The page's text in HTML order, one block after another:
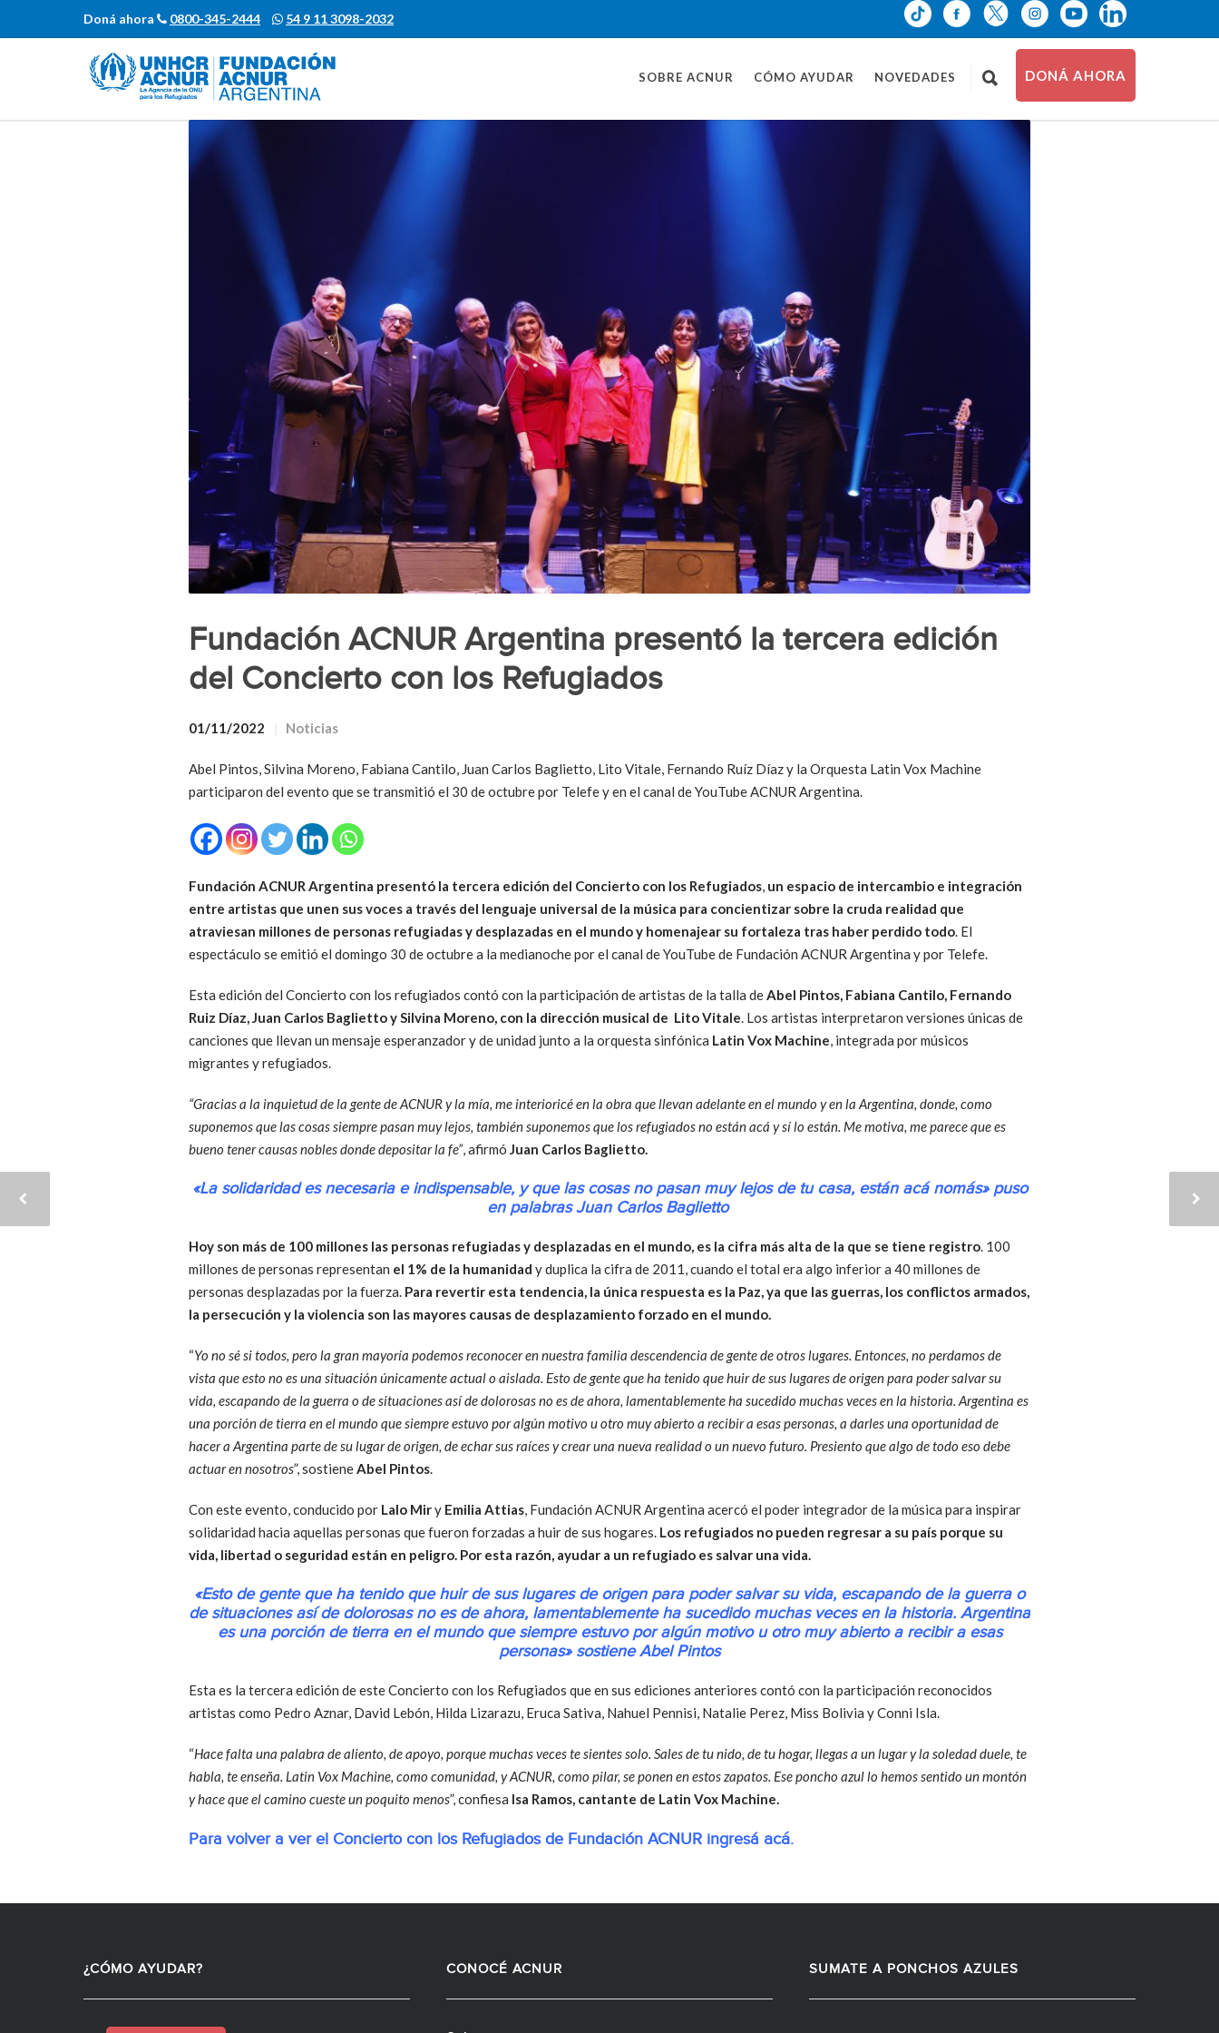
Doná ahora 0800-345-2444 54 9 11 3098-2032
DONÁ AHORA
SOBRE ACNUR CÓMO AYUDAR NOVEDADES
Fundación ACNUR Argentina presentó la tercera edición
del Concierto con los Refugiados
01/11/2022 Noticias
Abel Pintos, Silvina Moreno, Fabiana Cantilo, Juan Carlos Baglietto, Lito Vitale, Fernando Ruíz Díaz y la Orquesta Latin Vox Machine
participaron del evento que se transmitió el 30 de octubre por Telefe y en el canal de YouTube ACNUR Argentina.
Fundación ACNUR Argentina presentó la tercera edición del Concierto con los Refugiados, un espacio de intercambio e integración
entre artistas que unen sus voces a través del lenguaje universal de la música para concientizar sobre la cruda realidad que
atraviesan millones de personas refugiadas y desplazadas en el mundo y homenajear su fortaleza tras haber perdido todo. El
espectáculo se emitió el domingo 30 de octubre a la medianoche por el canal de YouTube de Fundación ACNUR Argentina y por Telefe.
Esta edición del Concierto con los refugiados contó con la participación de artistas de la talla deAbel Pintos, Fabiana Cantilo, Fernando
Ruiz Díaz, Juan Carlos Baglietto y Silvina Moreno, con la dirección musical de Lito Vitale. Los artistas interpretaron versiones únicas de
canciones que llevan un mensaje esperanzador y de unidad junto a la orquesta sinfónica Latin Vox Machine, integrada por músicos
migrantes y refugiados.
“Gracias a la inquietud de la gente de ACNUR y la mía, me interioricé en la obra que llevan adelante en el mundo y en la Argentina, donde, como
suponemos que las cosas siempre pasan muy lejos, también suponemos que los refugiados no están acá y sí lo están. Me motiva, me parece que es
bueno tener causas nobles donde depositar la fe”, afirmó Juan Carlos Baglietto.
«La solidaridad es necesaria e indispensable, y que las cosas no pasan muy lejos de tu casa, están acá nomás» puso
en palabras Juan Carlos Baglietto
Hoy son más de 100 millones las personas refugiadas y desplazadas en el mundo, es la cifra más alta de la que se tiene registro. 100
millones de personas representan el 1% de la humanidad y duplica la cifra de 2011, cuando el total era algo inferior a 40 millones de
personas desplazadas por la fuerza. Para revertir esta tendencia, la única respuesta es la Paz, ya que las guerras, los conflictos armados,
la persecución y la violencia son las mayores causas de desplazamiento forzado en el mundo.
“Yo no sé si todos, pero la gran mayoría podemos reconocer en nuestra familia descendencia de gente de otros lugares. Entonces, no perdamos de
vista que esto no es una situación únicamente actual o aislada. Esto de gente que ha tenido que huir de sus lugares de origen para poder salvar su
vida, escapando de la guerra o de situaciones así de dolorosas no es de ahora, lamentablemente ha sucedido muchas veces en la historia. Argentina es
una porción de tierra en el mundo que siempre estuvo por algún motivo u otro muy abierto a recibir a esas personas, a darles una oportunidad de
hacer a Argentina parte de su lugar de origen, de echar sus raíces y crear una nueva realidad o un nuevo futuro. Presiento que algo de todo eso debe
actuar en nosotros”, sostieneAbel Pintos.
Con este evento, conducido por Lalo Miry Emilia Attias, Fundación ACNUR Argentina acercó el poder integrador de la música para inspirar
solidaridad hacia aquellas personas que fueron forzadas a huir de sus hogares. Los refugiados no pueden regresar a su país porque su
vida, libertad o seguridad están en peligro. Por esta razón, ayudar a un refugiado es salvar una vida.
«Esto de gente que ha tenido que huir de sus lugares de origen para poder salvar su vida, escapando de la guerra o
de situaciones así de dolorosas no es de ahora, lamentablemente ha sucedido muchas veces en la historia. Argentina
es una porción de tierra en el mundo que siempre estuvo por algún motivo u otro muy abierto a recibir a esas
personas» sostiene Abel Pintos
Esta es la tercera edición de este Concierto con los Refugiados que en sus ediciones anteriores contó con la participación reconocidos
artistas como Pedro Aznar, David Lebón, Hilda Lizarazu, Eruca Sativa, Nahuel Pennisi, Natalie Perez, Miss Bolivia y Conni Isla.
“Hace falta una palabra de aliento, de apoyo, porque muchas veces te sientes solo. Sales de tu nido, de tu hogar, llegas a un lugar y la soledad duele, te
habla, te enseña. Latin Vox Machine, como comunidad, y ACNUR, como pilar, se ponen en estos zapatos. Ese poncho azul lo hemos sentido un montón
y hace que el camino cueste un poquito menos”, confiesa Isa Ramos, cantante de Latin Vox Machine.
Para volver a ver el Concierto con los Refugiados de Fundación ACNUR ingresá acá.
¿CÓMO AYUDAR? CONOCÉ ACNUR SUMATE A PONCHOS AZULES